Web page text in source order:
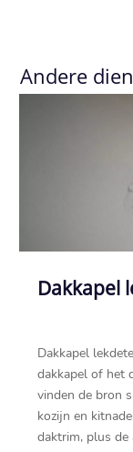
Andere
Dakkapel
Dakkapel
dakkapel of het
vinden de bron
kozijn en
daktrim, plus de